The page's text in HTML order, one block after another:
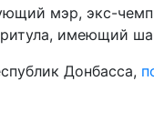
мэр, экс-
имеющий
Донбасса,